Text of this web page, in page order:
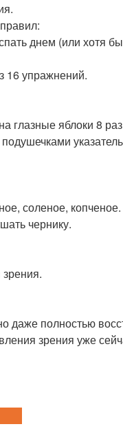
днем (или хотя
16 упражнений.
глазные яблоки 8
соленое,
чернику.
даже полностью
зрения уже